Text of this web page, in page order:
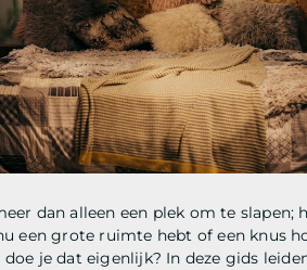
dan alleen een plek om te
een grote ruimte hebt of een knus
doe je dat eigenlijk? In deze gids